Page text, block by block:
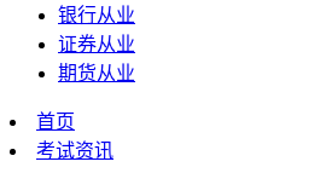
银行从业
证券从业
期货从业
首页
考试资讯